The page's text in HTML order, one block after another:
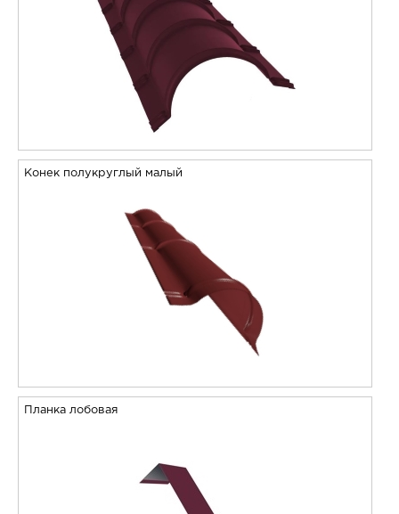
Конек полукруглый малый
Планка лобовая